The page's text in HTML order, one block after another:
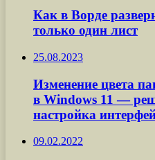
Как в Ворде
только один лист
25.08.2023
Изменение цвета
в Windows 11 —
настройка
09.02.2022